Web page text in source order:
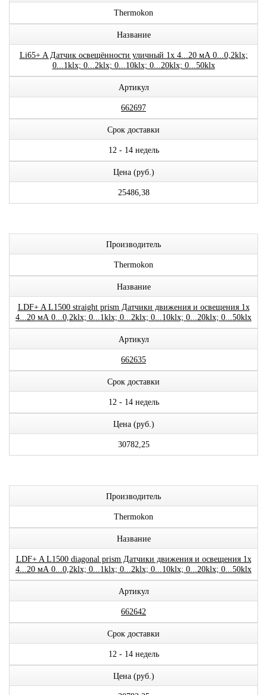
Thermokon
Название
Li65+ A Датчик освещённости уличный 1x 4...20 мА 0...0,2klx;
0...1klx; 0...2klx; 0...10klx; 0...20klx; 0...50klx
Артикул
662697
Срок доставки
12 - 14 недель
Цена (руб.)
25486,38
Производитель
Thermokon
Название
LDF+ A L1500 straight prism Датчики движения и освещения 1x
4...20 мА 0...0,2klx; 0...1klx; 0...2klx; 0...10klx; 0...20klx; 0...50klx
Артикул
662635
Срок доставки
12 - 14 недель
Цена (руб.)
30782,25
Производитель
Thermokon
Название
LDF+ A L1500 diagonal prism Датчики движения и освещения 1x
4...20 мА 0...0,2klx; 0...1klx; 0...2klx; 0...10klx; 0...20klx; 0...50klx
Артикул
662642
Срок доставки
12 - 14 недель
Цена (руб.)